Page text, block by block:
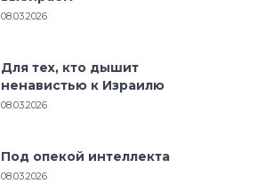
08.03.2026
Для тех, кто дышит
ненавистью к Израилю
08.03.2026
Под опекой интеллекта
08.03.2026